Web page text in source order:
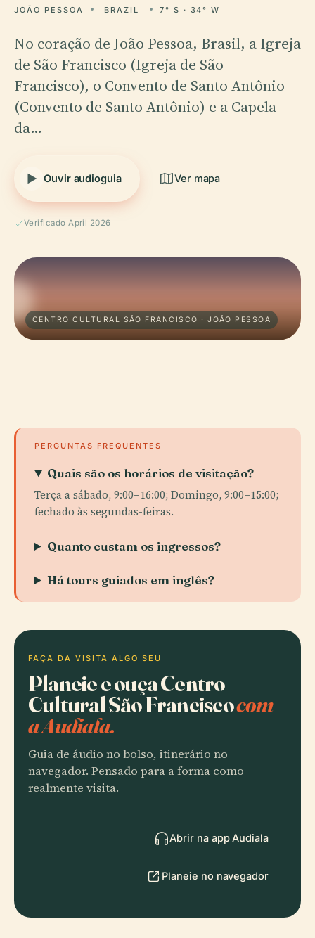
JOÃO PESSOA BRAZIL 7° S · 34° W
No coração de João Pessoa, Brasil, a Igreja
de São Francisco (Igreja de São
Francisco), o Convento de Santo Antônio
(Convento de Santo Antônio) e a Capela
da…
Ouvir audioguia Ver mapa
Verificado April 2026
CENTRO CULTURAL SÃO FRANCISCO · JOÃO PESSOA
PERGUNTAS FREQUENTES
Quais são os horários de visitação?
Terça a sábado, 9:00–16:00; Domingo, 9:00–15:00;
fechado às segundas-feiras.
Quanto custam os ingressos?
Há tours guiados em inglês?
FAÇA DA VISITA ALGO SEU
Planeie e ouça Centro
Cultural São Franciscocom
a Audiala.
Guia de áudio no bolso, itinerário no
navegador. Pensado para a forma como
realmente visita.
Abrir na app Audiala
Planeie no navegador